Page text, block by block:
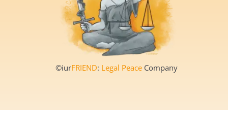
©iurFRIEND: Legal Peace Company